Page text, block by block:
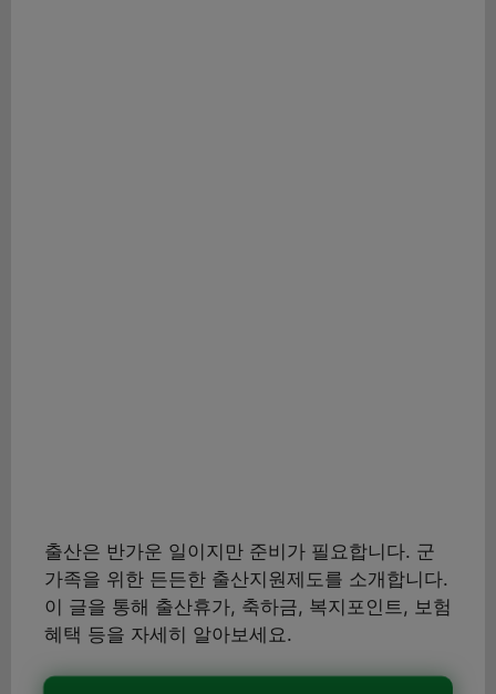
출산은 반가운 일이지만 준비가 필요합니다. 군
가족을 위한 든든한 출산지원제도를 소개합니다.
이 글을 통해 출산휴가, 축하금, 복지포인트, 보험
혜택 등을 자세히 알아보세요.